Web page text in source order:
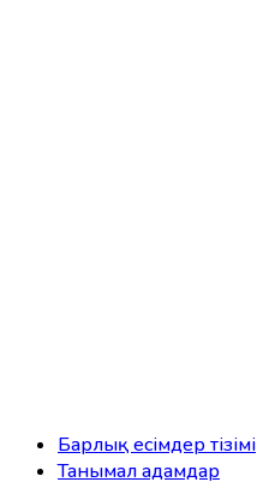
Барлық есімдер тізімі
Танымал адамдар